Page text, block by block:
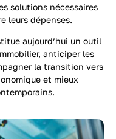
solutions nécessaires
leurs dépenses.
aujourd’hui un outil
anticiper les
la transition vers
et mieux